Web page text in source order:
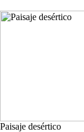
Paisaje desértico